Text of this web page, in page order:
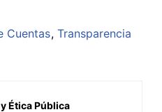
Cuentas Transparencia
Ética Pública